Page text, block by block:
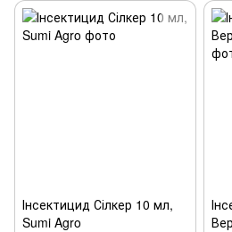
Інсектицид Сілкер 10 мл,
Sumi Agro